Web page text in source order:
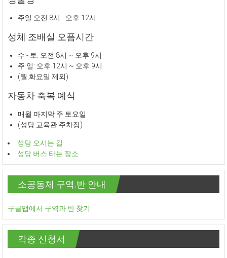
주일 오전 8시 - 오후 12시
성체 조배실 오픔시간
수 - 토: 오전 8시 ~ 오후 9시
주 일: 오후 12시 ~ 오후 9시
(월,화요일 제외)
자동차 축복 예식
매월 마지막 주 토요일
(성당 교육관 주차장)
성당 오시는 길
성당 버스 타는 장소
소공동체 구역.반 안내
구글맵에서 구역과 반 찾기
각종 신청서